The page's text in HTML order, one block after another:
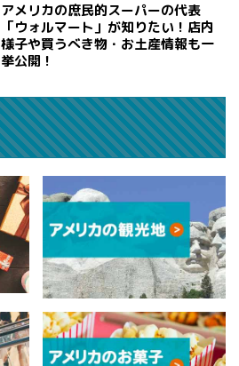
アメリカの庶民的スーパーの代表
「ウォルマート」が知りたい！店内
様子や買うべき物・お土産情報も一
挙公開！